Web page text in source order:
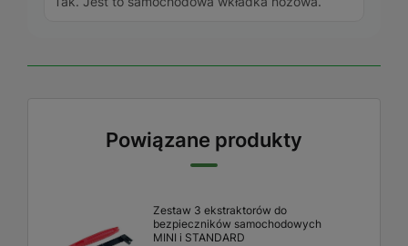
Powiązane produkty
Zestaw 3 ekstraktorów do
bezpieczników samochodowych
MINI i STANDARD